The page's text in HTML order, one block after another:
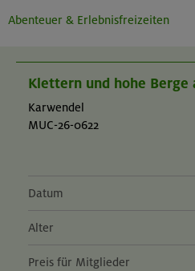
Abenteuer & Erlebnisfreizeiten
Klettern und hohe Berge
Karwendel
MUC-26-0622
Datum
Alter
Preis für Mitglieder